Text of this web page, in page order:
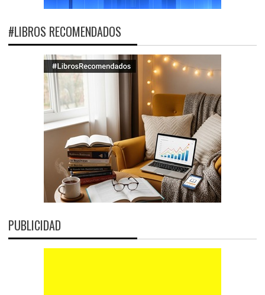
#LIBROS RECOMENDADOS
PUBLICIDAD